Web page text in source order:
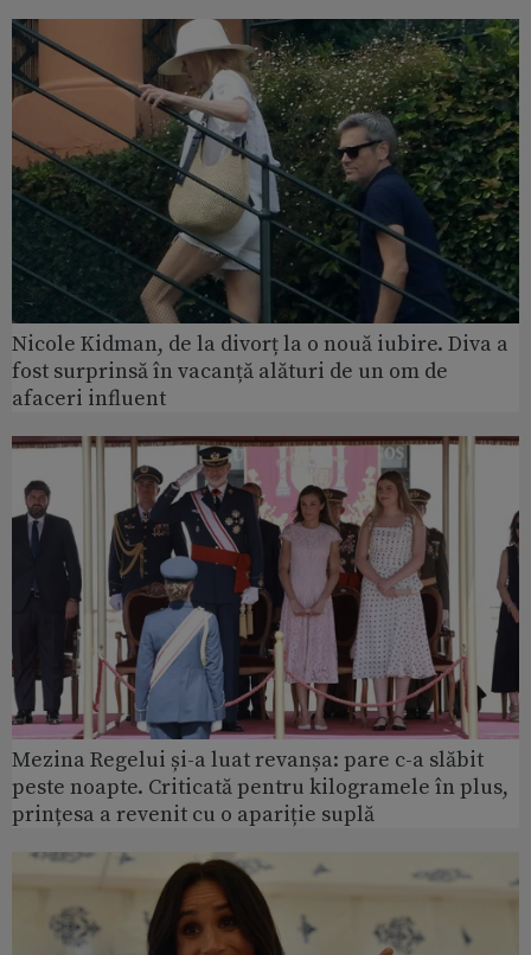
Nicole Kidman, de la divorț la o nouă iubire. Diva a
fost surprinsă în vacanță alături de un om de
afaceri influent
Mezina Regelui și-a luat revanșa: pare c-a slăbit
peste noapte. Criticată pentru kilogramele în plus,
prințesa a revenit cu o apariție suplă